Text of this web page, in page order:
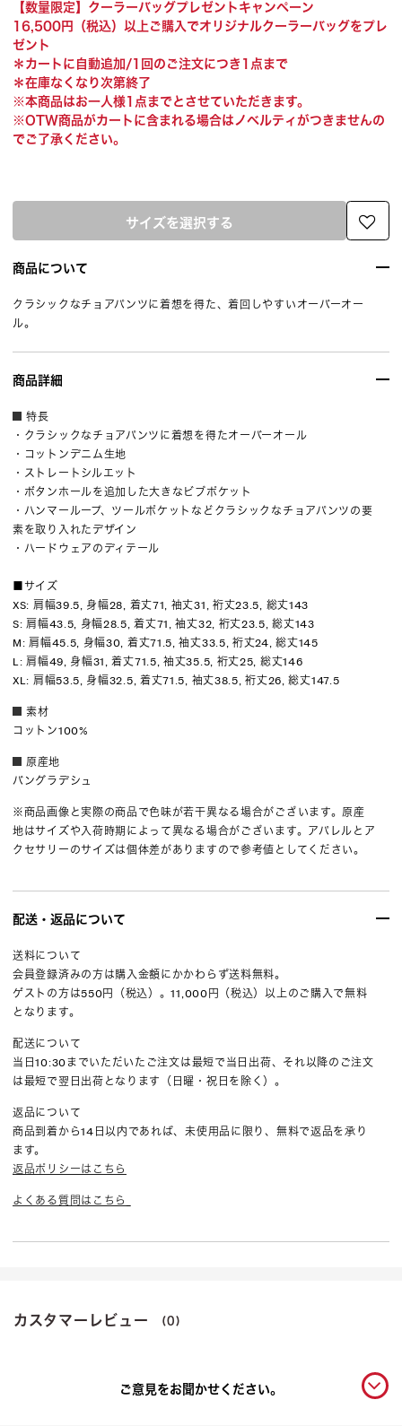
【数量限定】クーラーバッグプレゼントキャンペーン
16,500円（税込）以上ご購入でオリジナルクーラーバッグをプレ
ゼント
＊カートに自動追加/1回のご注文につき1点まで
＊在庫なくなり次第終了
※本商品はお一人様1点までとさせていただきます。
※OTW商品がカートに含まれる場合はノベルティがつきませんの
でご了承ください。
サイズを選択する
商品について
クラシックなチョアパンツに着想を得た、着回しやすいオーバーオー
ル。
商品詳細
特長
・クラシックなチョアパンツに着想を得たオーバーオール
・コットンデニム生地
・ストレートシルエット
・ボタンホールを追加した大きなビブポケット
・ハンマーループ、ツールポケットなどクラシックなチョアパンツの要
素を取り入れたデザイン
・ハードウェアのディテール
■サイズ
XS: 肩幅39.5, 身幅28, 着丈71, 袖丈31, 裄丈23.5, 総丈143
S: 肩幅43.5, 身幅28.5, 着丈71, 袖丈32, 裄丈23.5, 総丈143
M: 肩幅45.5, 身幅30, 着丈71.5, 袖丈33.5, 裄丈24, 総丈145
L: 肩幅49, 身幅31, 着丈71.5, 袖丈35.5, 裄丈25, 総丈146
XL: 肩幅53.5, 身幅32.5, 着丈71.5, 袖丈38.5, 裄丈26, 総丈147.5
素材
コットン100%
原産地
バングラデシュ
※商品画像と実際の商品で色味が若干異なる場合がございます。原産
地はサイズや入荷時期によって異なる場合がございます。アパレルとア
クセサリーのサイズは個体差がありますので参考値としてください。
配送・返品について
送料について
会員登録済みの方は購入金額にかかわらず送料無料。
ゲストの方は550円（税込）。11,000円（税込）以上のご購入で無料
となります。
配送について
当日10:30までいただいたご注文は最短で当日出荷、それ以降のご注文
は最短で翌日出荷となります（日曜・祝日を除く）。
返品について
商品到着から14日以内であれば、未使用品に限り、無料で返品を承り
ます。
返品ポリシーはこちら
よくある質問はこちら
カスタマーレビュー (0)
ご意見をお聞かせください。